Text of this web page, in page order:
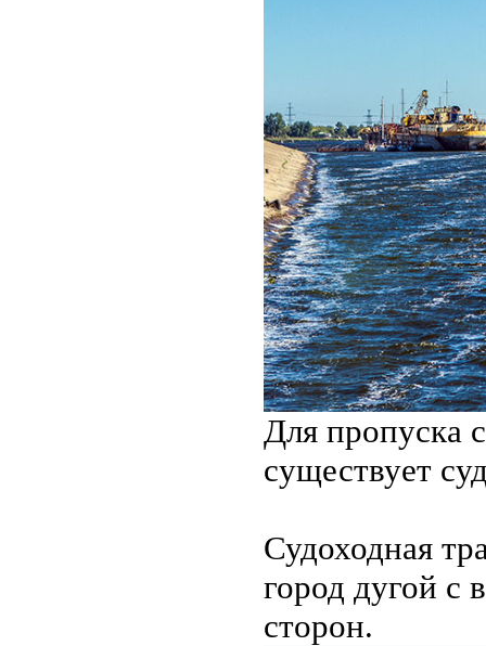
Для пропуска
существует
Судоходная
город дугой с
сторон.